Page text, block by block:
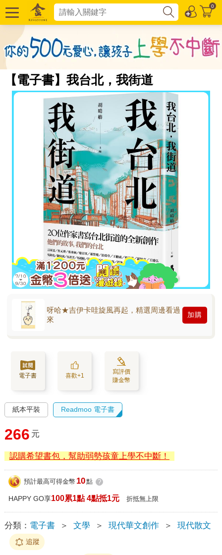
0
【電子書】我台北，我街道
呀哈★吉伊卡哇旋風再起，精選周邊看過
來
加購
電子書 喜歡+1
寫評價
賺金幣
紙本平裝 Readmoo 電子書
266 元
認購希望書包，幫助弱勢孩童上學不中斷！
預計最高可得金幣 10點 ?
HAPPY GO享100累1點 4點抵1元 折抵無上限
分類： 電子書 ＞ 文學 ＞ 現代華文創作 ＞ 現代散文
追蹤